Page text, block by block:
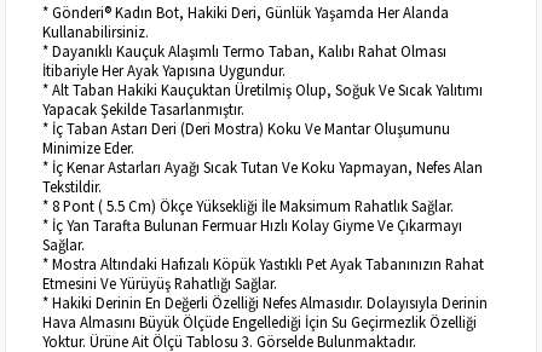
* Gönderi® Kadın Bot, Hakiki Deri, Günlük Yaşamda Her Alanda
Kullanabilirsiniz.
* Dayanıklı Kauçuk Alaşımlı Termo Taban, Kalıbı Rahat Olması
İtibariyle Her Ayak Yapısına Uygundur.
* Alt Taban Hakiki Kauçuktan Üretilmiş Olup, Soğuk Ve Sıcak Yalıtımı
Yapacak Şekilde Tasarlanmıştır.
* İç Taban Astarı Deri (Deri Mostra) Koku Ve Mantar Oluşumunu
Minimize Eder.
* İç Kenar Astarları Ayağı Sıcak Tutan Ve Koku Yapmayan, Nefes Alan
Tekstildir.
* 8 Pont ( 5.5 Cm) Ökçe Yüksekliği İle Maksimum Rahatlık Sağlar.
* İç Yan Tarafta Bulunan Fermuar Hızlı Kolay Giyme Ve Çıkarmayı
Sağlar.
* Mostra Altındaki Hafızalı Köpük Yastıklı Pet Ayak Tabanınızın Rahat
Etmesini Ve Yürüyüş Rahatlığı Sağlar.
* Hakiki Derinin En Değerli Özelliği Nefes Almasıdır. Dolayısıyla Derinin
Hava Almasını Büyük Ölçüde Engellediği İçin Su Geçirmezlik Özelliği
Yoktur. Ürüne Ait Ölçü Tablosu 3. Görselde Bulunmaktadır.